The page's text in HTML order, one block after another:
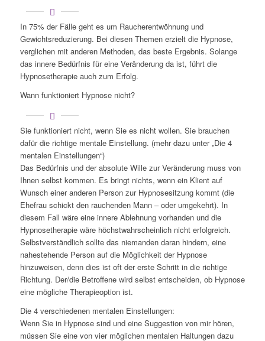
In 75% der Fälle geht es um Raucherentwöhnung und
Gewichtsreduzierung. Bei diesen Themen erzielt die Hypnose,
verglichen mit anderen Methoden, das beste Ergebnis. Solange
das innere Bedürfnis für eine Veränderung da ist, führt die
Hypnosetherapie auch zum Erfolg.
Wann funktioniert Hypnose nicht?
Sie funktioniert nicht, wenn Sie es nicht wollen. Sie brauchen
dafür die richtige mentale Einstellung. (mehr dazu unter „Die 4
mentalen Einstellungen“)
Das Bedürfnis und der absolute Wille zur Veränderung muss von
Ihnen selbst kommen. Es bringt nichts, wenn ein Klient auf
Wunsch einer anderen Person zur Hypnosesitzung kommt (die
Ehefrau schickt den rauchenden Mann – oder umgekehrt). In
diesem Fall wäre eine innere Ablehnung vorhanden und die
Hypnosetherapie wäre höchstwahrscheinlich nicht erfolgreich.
Selbstverständlich sollte das niemanden daran hindern, eine
nahestehende Person auf die Möglichkeit der Hypnose
hinzuweisen, denn dies ist oft der erste Schritt in die richtige
Richtung. Der/die Betroffene wird selbst entscheiden, ob Hypnose
eine mögliche Therapieoption ist.
Die 4 verschiedenen mentalen Einstellungen:
Wenn Sie in Hypnose sind und eine Suggestion von mir hören,
müssen Sie eine von vier möglichen mentalen Haltungen dazu